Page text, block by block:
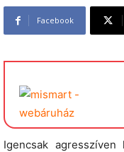
Facebook
Igencsak